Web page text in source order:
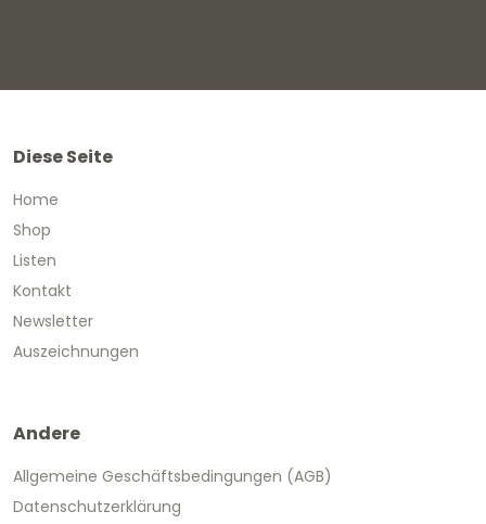
Diese Seite
Home
Shop
Listen
Kontakt
Newsletter
Auszeichnungen
Andere
Allgemeine Geschäftsbedingungen (AGB)
Datenschutzerklärung